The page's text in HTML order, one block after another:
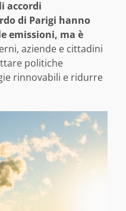
accordi
di Parigi hanno
emissioni, ma è
aziende e cittadini
politiche
rinnovabili e ridurre